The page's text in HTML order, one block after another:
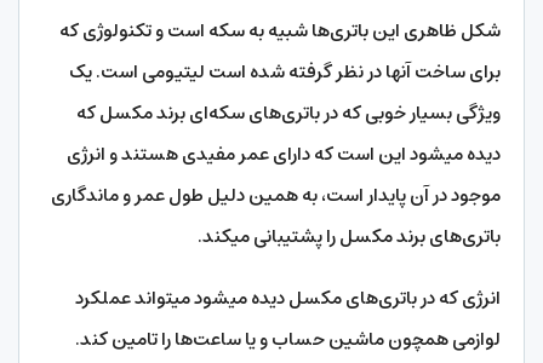
شکل ظاهری این باتری‌ها شبیه به سکه است و تکنولوژی که
برای ساخت آن‎ها در نظر گرفته شده است لیتیومی است. یک
ویژگی‎ بسیار خوبی که در باتری‌های سکه‌ای برند مکسل که
دیده می‎شود این است که دارای عمر مفیدی هستند و انرژی
موجود در آن پایدار است، به همین دلیل طول عمر و ماندگاری
باتری‌های برند مکسل را پشتیبانی می‎کند.
انرژی که در باتری‌های مکسل دیده می‎شود می‎تواند عملکرد
لوازمی همچون ماشین حساب و یا ساعت‌ها را تامین کند.